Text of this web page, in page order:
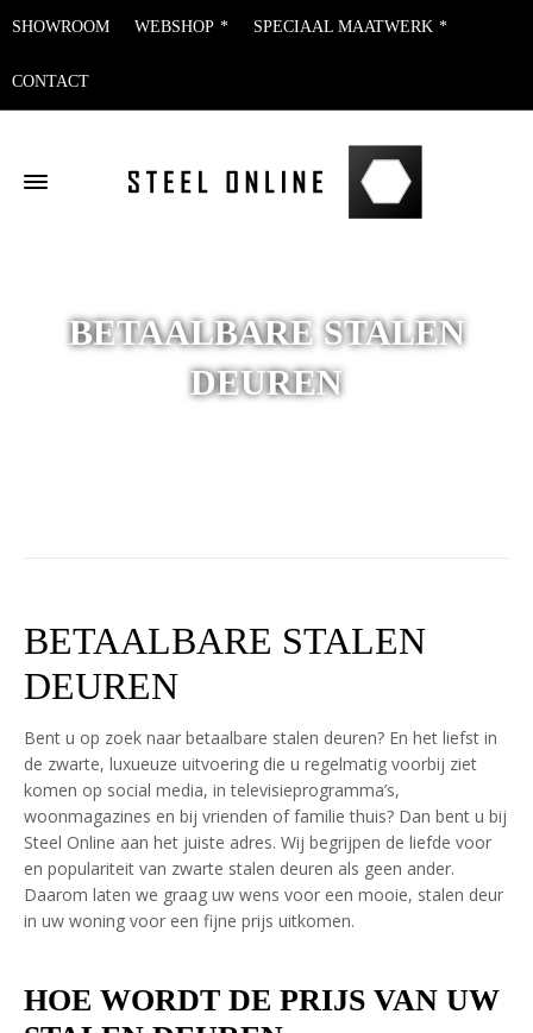
SHOWROOM WEBSHOP SPECIAAL MAATWERK
CONTACT
BETAALBARE STALEN
DEUREN
BETAALBARE STALEN
DEUREN
Bent u op zoek naar betaalbare stalen deuren? En het liefst in
de zwarte, luxueuze uitvoering die u regelmatig voorbij ziet
komen op social media, in televisieprogramma’s,
woonmagazines en bij vrienden of familie thuis? Dan bent u bij
Steel Online aan het juiste adres. Wij begrijpen de liefde voor
en populariteit van zwarte stalen deuren als geen ander.
Daarom laten we graag uw wens voor een mooie, stalen deur
in uw woning voor een fijne prijs uitkomen.
HOE WORDT DE PRIJS VAN UW